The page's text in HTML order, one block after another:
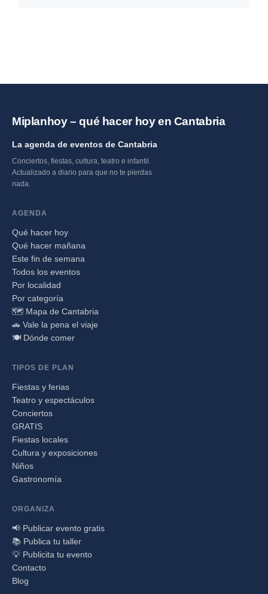
Miplanhoy – qué hacer hoy en Cantabria
La agenda de eventos de Cantabria
Conciertos, fiestas, cultura, teatro e infantil.
Actualizado a diario para que no te pierdas
nada.
AGENDA
Qué hacer hoy
Qué hacer mañana
Este fin de semana
Todos los eventos
Por localidad
Por categoría
🗺️ Mapa de Cantabria
🚗 Vale la pena el viaje
🍽️ Dónde comer
TIPOS DE PLAN
Fiestas y ferias
Teatro y espectáculos
Conciertos
GRATIS
Fiestas locales
Cultura y exposiciones
Niños
Gastronomía
ORGANIZA
📢 Publicar evento gratis
📚 Publica tu taller
💡 Publicita tu evento
Contacto
Blog